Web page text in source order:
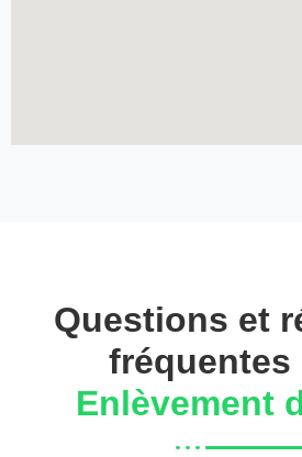
Questions et
fréquentes
Enlèvement